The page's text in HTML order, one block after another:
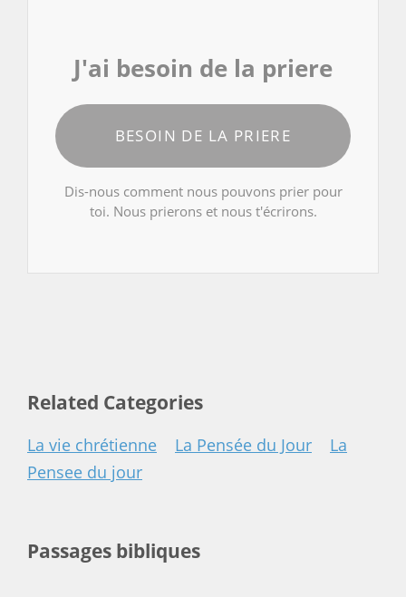
J'ai besoin de la priere
BESOIN DE LA PRIERE
Dis-nous comment nous pouvons prier pour
toi. Nous prierons et nous t'écrirons.
Related Categories
La vie chrétienne La Pensée du Jour
La
Pensee du jour
Passages bibliques